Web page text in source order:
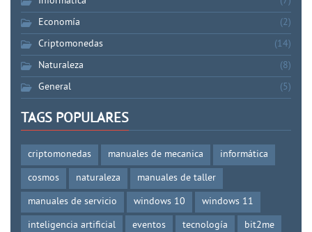
Economía
(2)
Criptomonedas
(14)
Naturaleza
(8)
General
(5)
TAGS POPULARES
criptomonedas manuales de mecanica
informática
cosmos
naturaleza
manuales de taller
manuales de servicio
windows 10
windows 11
inteligencia artificial
eventos tecnología bit2me